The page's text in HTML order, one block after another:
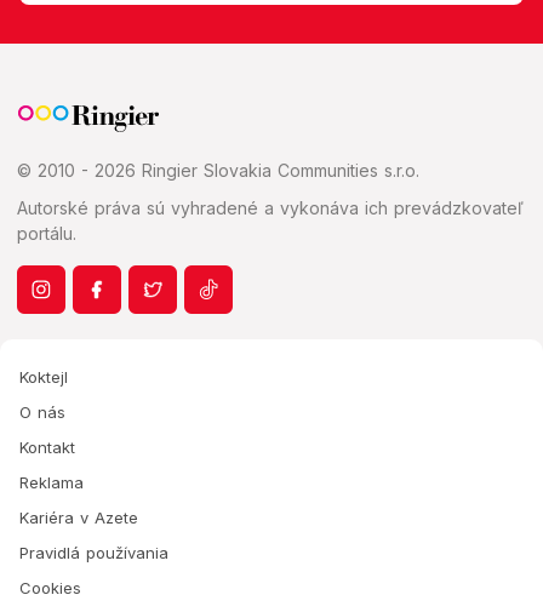
© 2010 - 2026 Ringier Slovakia Communities s.r.o.
Autorské práva sú vyhradené a vykonáva ich prevádzkovateľ
portálu.
Koktejl
O nás
Kontakt
Reklama
Kariéra v Azete
Pravidlá používania
Cookies